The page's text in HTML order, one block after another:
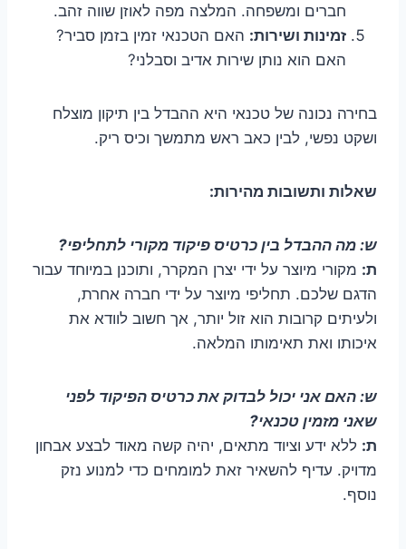
חברים ומשפחה. המלצה מפה לאוזן שווה זהב.
זמינות ושירות: האם הטכנאי זמין בזמן סביר?
האם הוא נותן שירות אדיב וסבלני?
בחירה נכונה של טכנאי היא ההבדל בין תיקון מוצלח
ושקט נפשי, לבין כאב ראש מתמשך וכיס ריק.
שאלות ותשובות מהירות:
ש: מה ההבדל בין כרטיס פיקוד מקורי לתחליפי?
ת: מקורי מיוצר על ידי יצרן המקרר, ותוכנן במיוחד עבור
הדגם שלכם. תחליפי מיוצר על ידי חברה אחרת,
ולעיתים קרובות הוא זול יותר, אך חשוב לוודא את
איכותו ואת תאימותו המלאה.
ש: האם אני יכול לבדוק את כרטיס הפיקוד לפני
שאני מזמין טכנאי?
ת: ללא ידע וציוד מתאים, יהיה קשה מאוד לבצע אבחון
מדויק. עדיף להשאיר זאת למומחים כדי למנוע נזק
נוסף.